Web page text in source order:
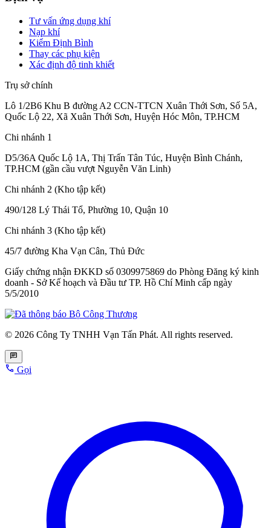
Tư vấn ứng dụng khí
Nạp khí
Kiểm Định Bình
Thay các phụ kiện
Xác định độ tinh khiết
Trụ sở chính
Lô 1/2B6 Khu B đường A2 CCN-TTCN Xuân Thới Sơn, Số 5A,
Quốc Lộ 22, Xã Xuân Thới Sơn, Huyện Hóc Môn, TP.HCM
Chi nhánh 1
D5/36A Quốc Lộ 1A, Thị Trấn Tân Túc, Huyện Bình Chánh,
TP.HCM (gần cầu vượt Nguyễn Văn Linh)
Chi nhánh 2 (Kho tập kết)
490/128 Lý Thái Tổ, Phường 10, Quận 10
Chi nhánh 3 (Kho tập kết)
45/7 đường Kha Vạn Cân, Thủ Đức
Giấy chứng nhận ĐKKD số 0309975869 do Phòng Đăng ký kinh
doanh - Sở Kế hoạch và Đầu tư TP. Hồ Chí Minh cấp ngày
5/5/2010
© 2026 Công Ty TNHH Vạn Tấn Phát. All rights reserved.
Gọi